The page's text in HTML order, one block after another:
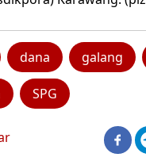
dana galang
SPG